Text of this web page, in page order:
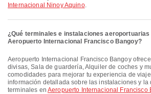
Internacional Ninoy Aquino.
¿Qué terminales e instalaciones
Aeropuerto Internacional Francisco Bangoy?
Aeropuerto Internacional Francisco Bangoy ofrece Servicio de cambio de
divisas, Sala de guardería, Alquiler de coches y
comodidades para mejorar tu experiencia de
información detallada sobre las instalaciones y la
terminales en Aeropuerto Internacional Francisco